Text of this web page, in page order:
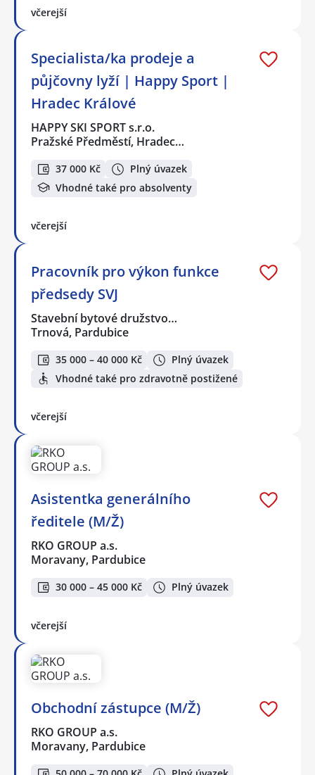
včerejší
Specialista/ka prodeje a
půjčovny lyží | Happy Sport |
Hradec Králové
HAPPY SKI SPORT s.r.o.
Pražské Předměstí, Hradec…
37 000 Kč
Plný úvazek
Vhodné také pro absolventy
včerejší
Pracovník pro výkon funkce
předsedy SVJ
Stavební bytové družstvo…
Trnová, Pardubice
35 000 – 40 000 Kč
Plný úvazek
Vhodné také pro zdravotně postižené
včerejší
Asistentka generálního
ředitele (M/Ž)
RKO GROUP a.s.
Moravany, Pardubice
30 000 – 45 000 Kč Plný úvazek
včerejší
Obchodní zástupce (M/Ž)
RKO GROUP a.s.
Moravany, Pardubice